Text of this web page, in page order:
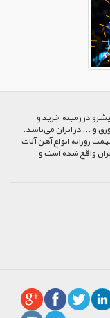
در زمینه خرید و
و ... در ایران می‌باشد.
روزانه انواع آهن آلات
واقع شده است و